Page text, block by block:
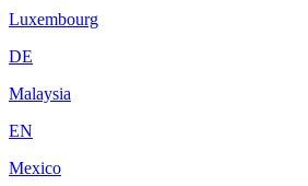
Luxembourg
DE
Malaysia
EN
Mexico